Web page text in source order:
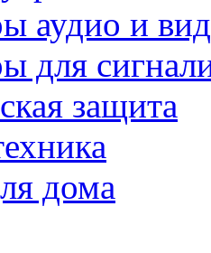
аудио и
для
защита
дома